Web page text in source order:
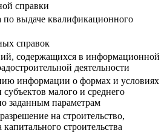
справки
по выдаче квалификационного
справок
содержащихся в информационной
деятельности
информации о формах и условиях
малого и среднего
заданным параметрам
на строительство,
строительства